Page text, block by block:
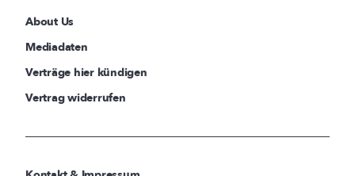
About Us
Mediadaten
Verträge hier kündigen
Vertrag widerrufen